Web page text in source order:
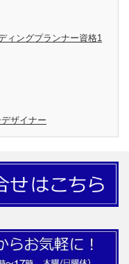
ィングプランナー資格1
ザイナー